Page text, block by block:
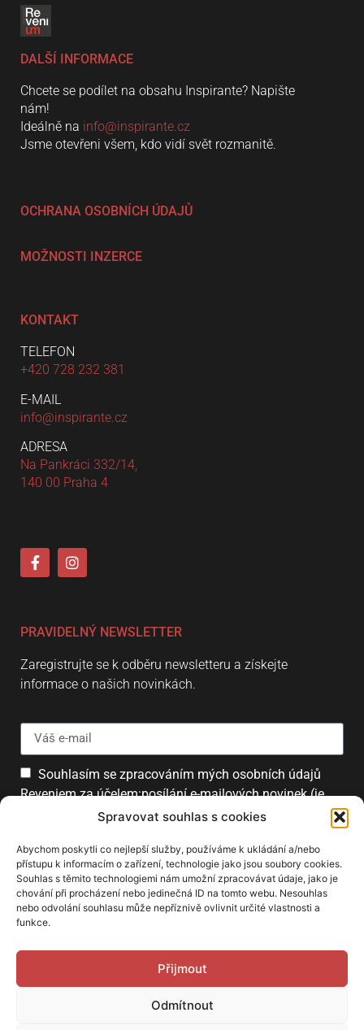
Spravovat souhlas s cookies
Abychom poskytli co nejlepší služby, používáme k ukládání a/nebo
přístupu k informacím o zařízení, technologie jako jsou soubory cookies.
Souhlas s těmito technologiemi nám umožní zpracovávat údaje, jako je
chování při procházení nebo jedinečná ID na tomto webu. Nesouhlas
nebo odvolání souhlasu může nepříznivě ovlivnit určité vlastnosti a
funkce.
Přijmout
Odmítnout
DALŠÍ INFORMACE
Chcete se podílet na obsahu Inspirante? Napište
nám!
Ideálně na info@inspirante.cz
Jsme otevřeni všem, kdo vidí svět rozmanitě.
OCHRANA OSOBNÍCH ÚDAJŮ
MOŽNOSTI INZERCE
KONTAKT
TELEFON
+420 728 232 381
E-MAIL
info@inspirante.cz
ADRESA
Na Pankráci 332/14,
140 00 Praha 4
PRAVIDELNÝ NEWSLETTER
Zaregistrujte se k odběru newsletteru a získejte
informace o našich novinkách.
Souhlasím se zpracováním mých osobních údajů
Reveniem za účelem:posílání e-mailových novinek (je
možné se kdykoliv odhlásit).
Přihlásit
PARTNEŘI